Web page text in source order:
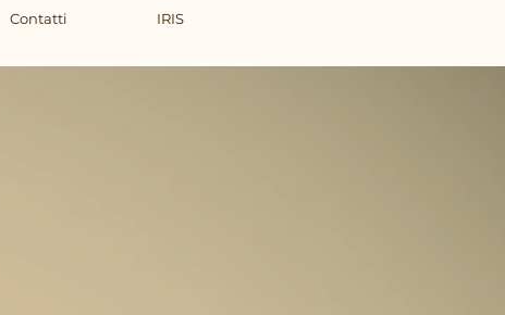
Contatti IRIS